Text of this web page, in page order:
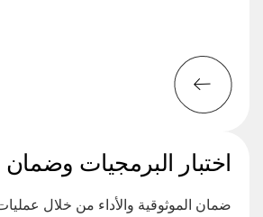
اختبار البرمجيات وضمان
ضمان الموثوقية والأداء من خلال